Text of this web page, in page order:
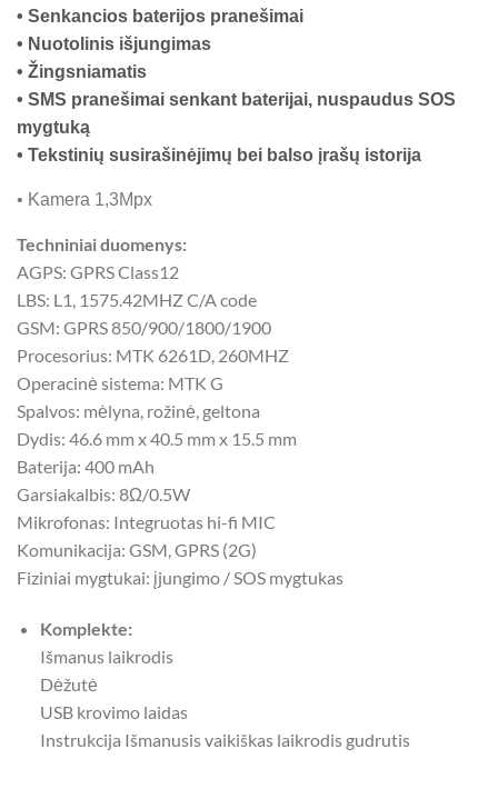
• Senkancios baterijos pranešimai
• Nuotolinis išjungimas
• Žingsniamatis
• SMS pranešimai senkant baterijai, nuspaudus SOS
mygtuką
• Tekstinių susirašinėjimų bei balso įrašų istorija
• Kamera 1,3Mpx
Techniniai duomenys:
AGPS: GPRS Class12
LBS: L1, 1575.42MHZ C/A code
GSM: GPRS 850/900/1800/1900
Procesorius: MTK 6261D, 260MHZ
Operacinė sistema: MTK G
Spalvos: mėlyna, rožinė, geltona
Dydis: 46.6 mm x 40.5 mm x 15.5 mm
Baterija: 400 mAh
Garsiakalbis: 8Ω/0.5W
Mikrofonas: Integruotas hi-fi MIC
Komunikacija: GSM, GPRS (2G)
Fiziniai mygtukai: įjungimo / SOS mygtukas
Komplekte:
Išmanus laikrodis
Dėžutė
USB krovimo laidas
Instrukcija Išmanusis vaikiškas laikrodis gudrutis